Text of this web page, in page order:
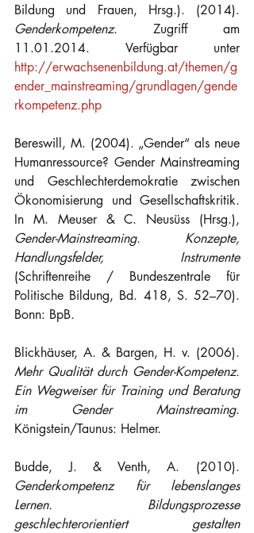
Genderkompetenz. Zugriff am
http://erwachsenenbildung.at/themen/g
ender_mainstreaming/grundlagen/gende
rkompetenz.php
Bereswill, M. (2004). „Gender“ als neue
Humanressource? Gender Mainstreaming
und Geschlechterdemokratie zwischen
Ökonomisierung und Gesellschaftskritik.
Gender-Mainstreaming. Konzepte,
Handlungsfelder, Instrumente
(Schriftenreihe / Bundeszentrale für
Politische Bildung, Bd. 418, S. 52–70).
Bonn: BpB.
Mehr Qualität durch Gender-Kompetenz.
Ein Wegweiser für Training und Beratung
im Gender Mainstreaming.
Königstein/Taunus: Helmer.
Genderkompetenz für lebenslanges
Lernen. Bildungsprozesse
geschlechterorientiert gestalten